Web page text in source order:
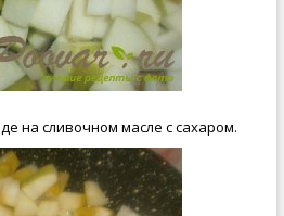
на сливочном масле с сахаром.